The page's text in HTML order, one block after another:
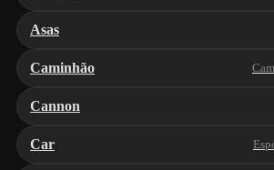
Asas
Caminhão
Cannon
Car